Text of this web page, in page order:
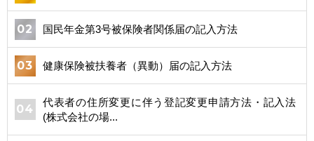
国民年金第3号被保険者関係届の記入方法
健康保険被扶養者（異動）届の記入方法
代表者の住所変更に伴う登記変更申請方法・記入法
(株式会社の場...